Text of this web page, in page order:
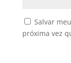
Salvar
próxima vez